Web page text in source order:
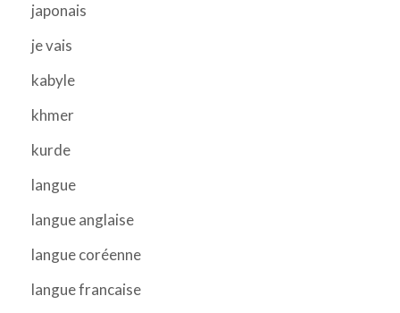
japonais
je vais
kabyle
khmer
kurde
langue
langue anglaise
langue coréenne
langue francaise